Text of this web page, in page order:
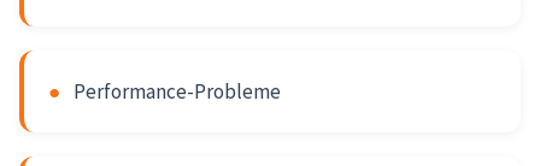
● Performance-Probleme